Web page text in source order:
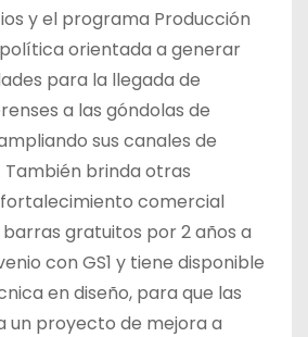
y el programa Producción
orientada a generar
para la llegada de
a las góndolas de
sus canales de
brinda otras
comercial
gratuitos por 2 años a
con GS1 y tiene disponible
en diseño, para que las
un proyecto de mejora a